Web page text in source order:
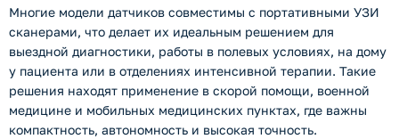
Многие модели датчиков совместимы с портативными УЗИ
сканерами, что делает их идеальным решением для
выездной диагностики, работы в полевых условиях, на дому
у пациента или в отделениях интенсивной терапии. Такие
решения находят применение в скорой помощи, военной
медицине и мобильных медицинских пунктах, где важны
компактность, автономность и высокая точность.